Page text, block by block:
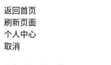
返回首页
刷新页面
个人中心
取消